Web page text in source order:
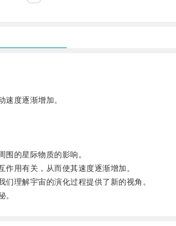
度逐渐增加。
的星际物质的影响。
用有关，从而使其速度逐渐增加。
理解宇宙的演化过程提供了新的视角。
。